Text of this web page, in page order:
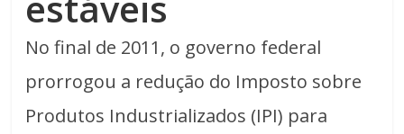
No final de 2011, o governo federal
prorrogou a redução do Imposto sobre
Produtos Industrializados (IPI) para